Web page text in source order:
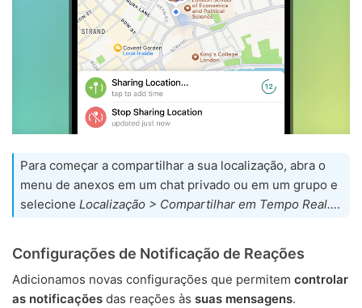
Para começar a compartilhar a sua localização, abra o
menu de anexos em um chat privado ou em um grupo e
selecione Localização > Compartilhar em Tempo Real….
Configurações de Notificação de Reações
Adicionamos novas configurações que permitem controlar
as notificações das reações às suas mensagens.